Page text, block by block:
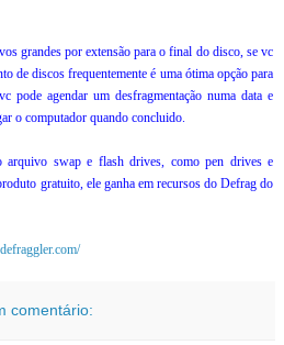
grandes por extensão para o final do disco, se vc
de discos frequentemente é uma ótima opção para
pode agendar um desfragmentação numa data e
o computador quando concluido.
arquivo swap e flash drives, como pen drives e
gratuito, ele ganha em recursos do Defrag do
comentário: